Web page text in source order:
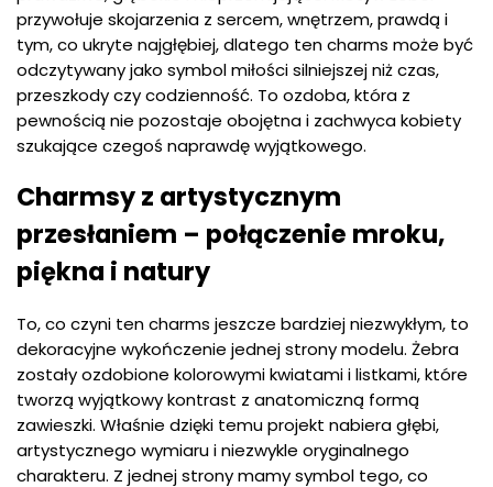
przywołuje skojarzenia z sercem, wnętrzem, prawdą i
tym, co ukryte najgłębiej, dlatego ten charms może być
odczytywany jako symbol miłości silniejszej niż czas,
przeszkody czy codzienność. To ozdoba, która z
pewnością nie pozostaje obojętna i zachwyca kobiety
szukające czegoś naprawdę wyjątkowego.
Charmsy z artystycznym
przesłaniem – połączenie mroku,
piękna i natury
To, co czyni ten charms jeszcze bardziej niezwykłym, to
dekoracyjne wykończenie jednej strony modelu. Żebra
zostały ozdobione kolorowymi kwiatami i listkami, które
tworzą wyjątkowy kontrast z anatomiczną formą
zawieszki. Właśnie dzięki temu projekt nabiera głębi,
artystycznego wymiaru i niezwykle oryginalnego
charakteru. Z jednej strony mamy symbol tego, co